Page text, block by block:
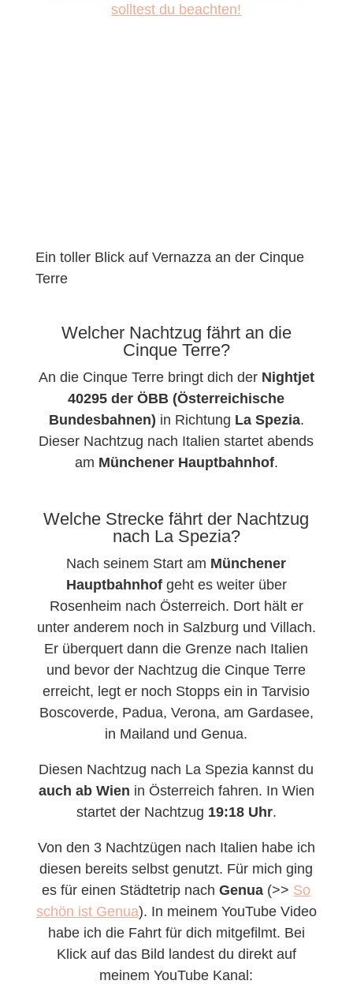
solltest du beachten!
Ein toller Blick auf Vernazza an der Cinque
Terre
Welcher Nachtzug fährt an die
Cinque Terre?
An die Cinque Terre bringt dich der Nightjet
40295 der ÖBB (Österreichische
Bundesbahnen) in Richtung La Spezia.
Dieser Nachtzug nach Italien startet abends
am Münchener Hauptbahnhof.
Welche Strecke fährt der Nachtzug
nach La Spezia?
Nach seinem Start am Münchener
Hauptbahnhofgeht es weiter über
Rosenheim nach Österreich. Dort hält er
unter anderem noch in Salzburg und Villach.
Er überquert dann die Grenze nach Italien
und bevor der Nachtzug die Cinque Terre
erreicht, legt er noch Stopps ein in Tarvisio
Boscoverde, Padua, Verona, am Gardasee,
in Mailand und Genua.
Diesen Nachtzug nach La Spezia kannst du
auch ab Wien in Österreich fahren. In Wien
startet der Nachtzug 19:18 Uhr.
Von den 3 Nachtzügen nach Italien habe ich
diesen bereits selbst genutzt. Für mich ging
es für einen Städtetrip nachGenua (>> So
schön ist Genua). In meinem YouTube Video
habe ich die Fahrt für dich mitgefilmt. Bei
Klick auf das Bild landest du direkt auf
meinem YouTube Kanal: